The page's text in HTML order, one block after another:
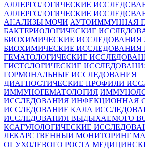
АЛЛЕРГОЛОГИЧЕСКИЕ
АЛЛЕРГОЛОГИЧЕСКИЕ
АНАЛИЗЫ МОЧИ АУТОИММУННАЯ
БАКТЕРИОЛОГИЧЕСКИЕ
БИОХИМИЧЕСКИЕ ИССЛЕДОВАНИЯ
БИОХИМИЧЕСКИЕ ИССЛЕДОВАНИЯ
ГЕМАТОЛОГИЧЕСКИЕ
ГИСТОЛОГИЧЕСКИЕ
ГОРМОНАЛЬНЫЕ ИССЛЕДОВАНИЯ
ДИАГНОСТИЧЕСКИЕ ПРОФИЛИ
ИММУНОГЕМАТОЛОГИЯ
ИССЛЕДОВАНИЯ ИНФЕКЦИОННАЯ
ИССЛЕДОВАНИЕ КАЛА
ИССЛЕДОВАНИЯ ВЫДЫХАЕМОГО
КОАГУЛОЛОГИЧЕСКИЕ
ЛЕКАРСТВЕННЫЙ МОНИТОРИНГ
ОПУХОЛЕВОГО РОСТА